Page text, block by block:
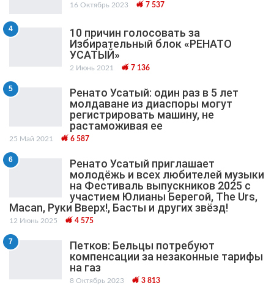
16 Октябрь 2023 7 537
4
10 причин голосовать за
Избирательный блок «РЕНАТО
УСАТЫЙ»
2 Июнь 2021 7 136
5
Ренато Усатый: один раз в 5 лет
молдаване из диаспоры могут
регистрировать машину, не
растаможивая ее
25 Май 2021 6 587
6
Ренато Усатый приглашает
молодёжь и всех любителей музыки
на Фестиваль выпускников 2025 с
участием Юлианы Берегой, The Urs,
Macan, Руки Вверх!, Басты и других звёзд!
12 Июнь 2025 4 575
7
Петков: Бельцы потребуют
компенсации за незаконные тарифы
на газ
8 Октябрь 2023 3 813